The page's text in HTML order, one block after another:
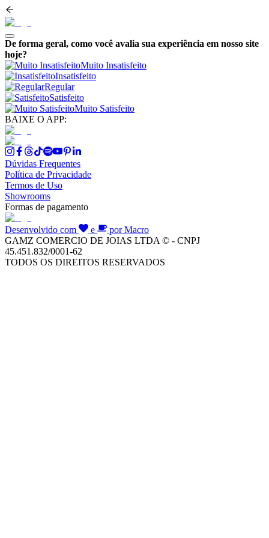
De forma geral, como você avalia sua experiência em nosso site
hoje?
Muito Insatisfeito
Insatisfeito
Regular
Satisfeito
Muito Satisfeito
BAIXE O APP:
Dúvidas Frequentes
Política de Privacidade
Termos de Uso
Showrooms
Formas de pagamento
Desenvolvido com e
por Macro
GAMZ COMERCIO DE JOIAS LTDA © - CNPJ
45.451.832/0001-62
TODOS OS DIREITOS RESERVADOS